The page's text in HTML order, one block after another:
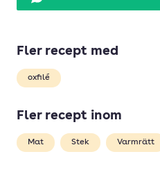
Fler recept med
oxfilé
Fler recept inom
Mat Stek Varmrätt